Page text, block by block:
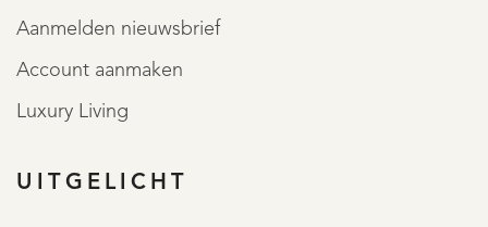
Aanmelden nieuwsbrief
Account aanmaken
Luxury Living
UITGELICHT